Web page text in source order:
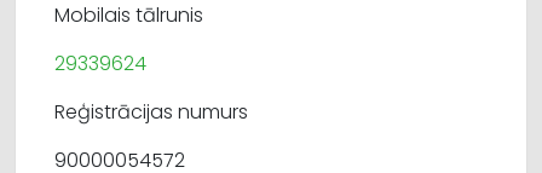
Mobilais tālrunis
29339624
Reģistrācijas numurs
90000054572